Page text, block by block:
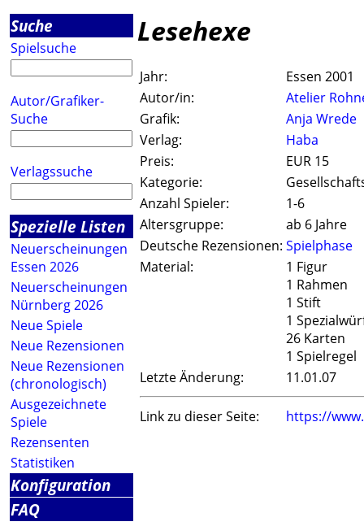
Suche
Spielsuche
Autor/Grafiker-
Suche
Verlagssuche
Spezielle Listen
Neuerscheinungen
Essen 2026
Neuerscheinungen
Nürnberg 2026
Neue Spiele
Neue Rezensionen
Neue Rezensionen
(chronologisch)
Ausgezeichnete
Spiele
Rezensenten
Statistiken
Konfiguration
FAQ
Lesehexe
Jahr:
Essen 2001
Autor/in:
Atelier
Grafik:
Anja Wrede
Verlag:
Haba
Preis:
EUR 15
Kategorie:
Anzahl Spieler:
1-6
Altersgruppe:
ab 6 Jahre
Deutsche Rezensionen: Spielphase
Material:
1 Figur
1 Rahmen
1 Stift
1
26 Karten
1 Spielregel
Letzte Änderung:
11.01.07
Link zu dieser Seite: https://